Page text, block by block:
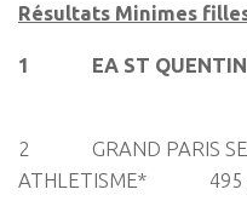
Résultats Minimes
1 EA ST QUENTIN
2 GRAND PARIS
ATHLETISME* 495